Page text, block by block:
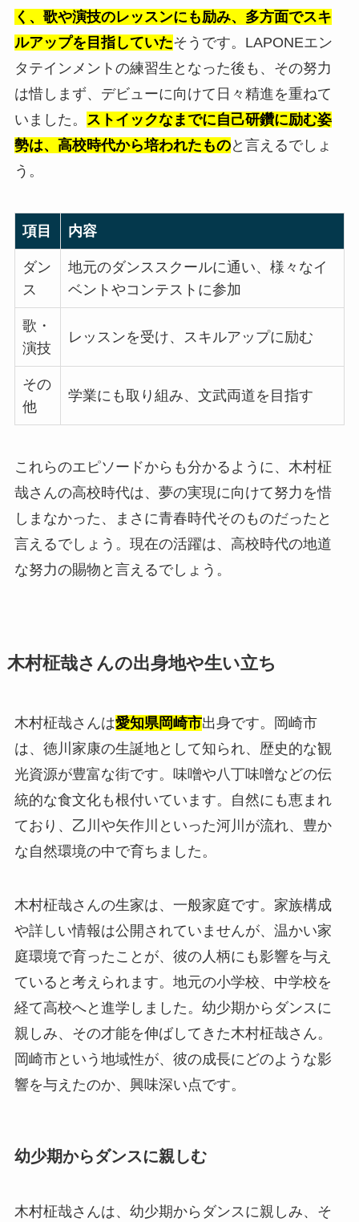
く、歌や演技のレッスンにも励み、多方面でスキ
ルアップを目指していたそうです。LAPONEエン
タテインメントの練習生となった後も、その努力
は惜しまず、デビューに向けて日々精進を重ねて
いました。
ストイックなまでに自己研鑽に励む姿
勢は、高校時代から培われたものと言えるでしょ
う。
項目 内容
ダン
ス
地元のダンススクールに通い、様々なイ
ベントやコンテストに参加
歌・
演技
レッスンを受け、スキルアップに励む
その
他
学業にも取り組み、文武両道を目指す
これらのエピソードからも分かるように、木村柾
哉さんの高校時代は、夢の実現に向けて努力を惜
しまなかった、まさに青春時代そのものだったと
言えるでしょう。現在の活躍は、高校時代の地道
な努力の賜物と言えるでしょう。
木村柾哉さんの出身地や生い立ち
木村柾哉さんは愛知県岡崎市出身です。岡崎市
は、徳川家康の生誕地として知られ、歴史的な観
光資源が豊富な街です。味噌や八丁味噌などの伝
統的な食文化も根付いています。自然にも恵まれ
ており、乙川や矢作川といった河川が流れ、豊か
な自然環境の中で育ちました。
木村柾哉さんの生家は、一般家庭です。家族構成
や詳しい情報は公開されていませんが、温かい家
庭環境で育ったことが、彼の人柄にも影響を与え
ていると考えられます。地元の小学校、中学校を
経て高校へと進学しました。幼少期からダンスに
親しみ、その才能を伸ばしてきた木村柾哉さん。
岡崎市という地域性が、彼の成長にどのような影
響を与えたのか、興味深い点です。
幼少期からダンスに親しむ
木村柾哉さんは、幼少期からダンスに親しみ、そ